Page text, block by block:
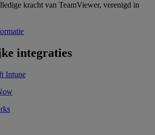
kracht van TeamViewer, verenigd in
integraties
Intune